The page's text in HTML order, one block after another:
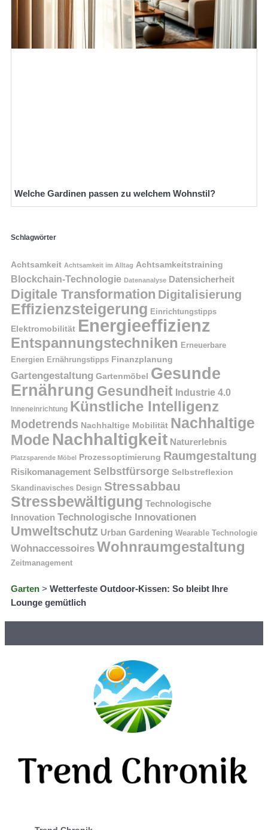
Welche Gardinen passen zu welchem Wohnstil?
Schlagwörter
Achtsamkeit Achtsamkeit im Alltag Achtsamkeitstraining
Blockchain-Technologie Datenanalyse Datensicherheit
Digitale Transformation Digitalisierung
Effizienzsteigerung Einrichtungstipps
Elektromobilität Energieeffizienz
Entspannungstechniken Erneuerbare
Energien Ernährungstipps Finanzplanung
Gartengestaltung Gartenmöbel Gesunde
Ernährung Gesundheit Industrie 4.0
Inneneinrichtung Künstliche Intelligenz
Modetrends Nachhaltige Mobilität Nachhaltige
Mode Nachhaltigkeit Naturerlebnis
Platzsparende Möbel Prozessoptimierung Raumgestaltung
Risikomanagement Selbstfürsorge Selbstreflexion
Skandinavisches Design Stressabbau
Stressbewältigung Technologische
Innovation Technologische Innovationen
Umweltschutz Urban Gardening Wearable Technologie
Wohnaccessoires Wohnraumgestaltung
Zeitmanagement
Garten > Wetterfeste Outdoor-Kissen: So bleibt Ihre
Lounge gemütlich